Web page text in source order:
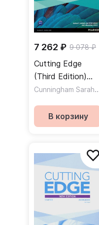
7 262 ₽ 9 078 ₽
Cutting Edge
(Third Edition)
Pre-Intermediate
MyEnglishLab +
DVD / Учебник +
DVD
,
В корзину